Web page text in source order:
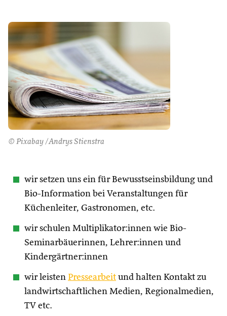
© Pixabay /Andrys Stienstra
wir setzen uns ein für Bewusstseinsbildung und
Bio-Information bei Veranstaltungen für
Küchenleiter, Gastronomen, etc.
wir schulen Multiplikator:innen wie Bio-
Seminarbäuerinnen, Lehrer:innen und
Kindergärtner:innen
wir leisten Pressearbeit und halten Kontakt zu
landwirtschaftlichen Medien, Regionalmedien,
TV etc.